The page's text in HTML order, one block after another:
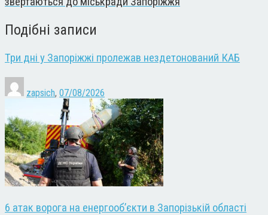
Подібні записи
Три дні у Запоріжжі пролежав нездетонований КАБ
zapsich, 07/08/2026
6 атак ворога на енергооб’єкти в Запорізькій області